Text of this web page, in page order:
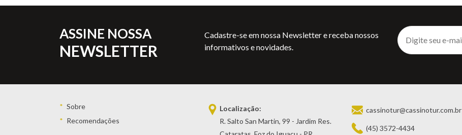
ASSINE NOSSA
NEWSLETTER
Cadastre-se em nossa Newsletter e receba nossos
informativos e novidades.
Sobre
Recomendações
Localização:
R. Salto San Martin, 99 - Jardim Res.
cassinotur@cassinotur.com.br
(45) 3572-4434